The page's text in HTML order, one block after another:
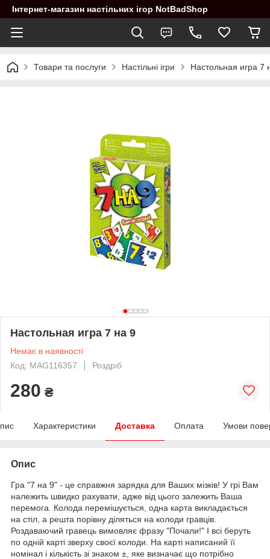
Інтернет-магазин настільних ігор NotBadShop
Товари та послуги Настільні ігри Настольная игра 7
Настольная игра 7 на 9
Немає в наявності
Код: MAG116357
Роздріб
280 ₴
Характеристики Доставка Оплата Умови
Опис
Гра "7 на 9" - це справжня зарядка для Ваших мізків! У грі Вам
належить швидко рахувати, адже від цього залежить Ваша
перемога. Колода перемішується, одна карта викладається
на стіл, а решта порівну діляться на колоди гравців.
Роздаваючий гравець вимовляє фразу "Почали!" І всі беруть
по одній карті зверху своєї колоди. На карті написаний її
номінал і кількість зі знаком ±, яке визначає що потрібно